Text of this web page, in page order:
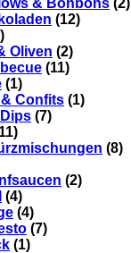
(12)
Oliven (2)
(11)
(1)
Confits (1)
(7)
(8)
(2)
(4)
(4)
(7)
(1)